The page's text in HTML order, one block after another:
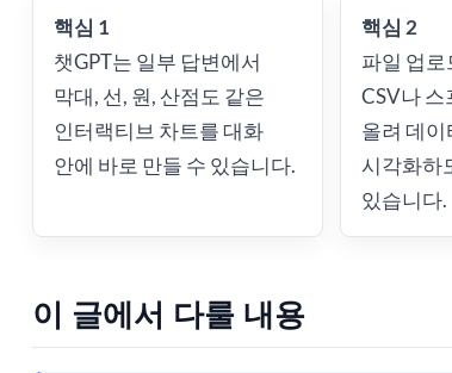
핵심 1
챗GPT는 일부 답변에서
막대, 선, 원, 산점도 같은
인터랙티브 차트를 대화
안에 바로 만들 수 있습니다.
핵심 2
파일 업로
CSV나
올려 데
시각화하
있습니다.
이 글에서 다룰 내용